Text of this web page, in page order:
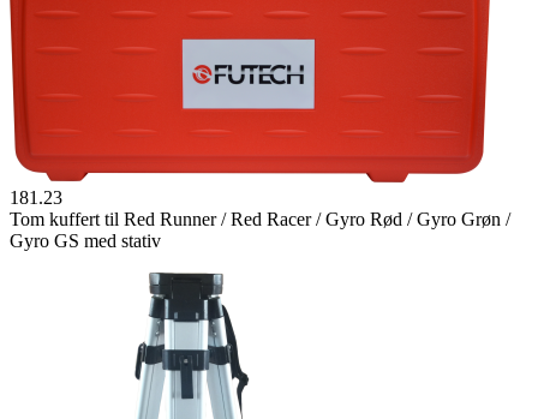
181.23
Tom kuffert til Red Runner / Red Racer / Gyro Rød / Gyro Grøn /
Gyro GS med stativ